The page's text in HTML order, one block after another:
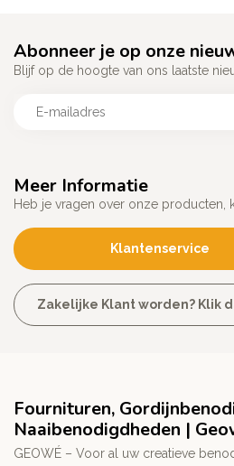
Meer Informatie
Heb je vragen over onze producten,
Klantenservice
Zakelijke Klant worden? Klik
Abonneer je op onze
Blijf op de hoogte van ons laatste
Fournituren,
Naaibenodigdheden |
GEOWÉ – Voor al uw creatieve